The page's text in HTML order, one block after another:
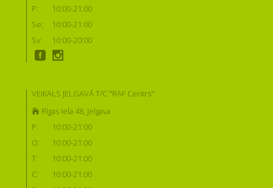
P:
10:00-21:00
Se:
10:00-21:00
Sv:
10:00-20:00
VEIKALS JELGAVĀ T/C "RAF Centrs":
Rīgas iela 48, Jelgava
P:
10:00-21:00
O:
10:00-21:00
T:
10:00-21:00
C:
10:00-21:00